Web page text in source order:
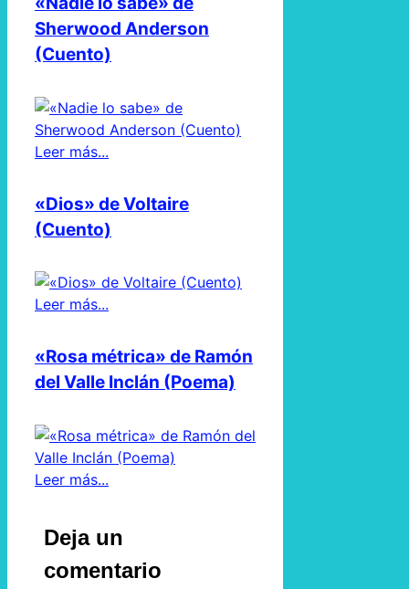
Sherwood Anderson
(Cuento)
Leer más...
«Dios» de Voltaire
(Cuento)
Leer más...
«Rosa métrica» de Ramón
del Valle Inclán (Poema)
Leer más...
Deja un
comentario